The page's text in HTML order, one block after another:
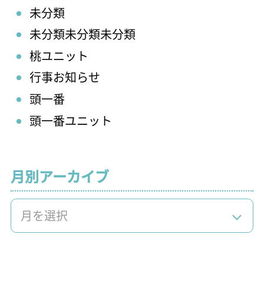
未分類
未分類未分類未分類
桃ユニット
行事お知らせ
頭一番
頭一番ユニット
月別アーカイブ